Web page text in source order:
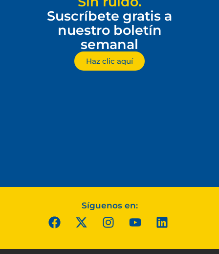
Suscríbete gratis a
nuestro boletín
semanal
Haz clic aquí
Síguenos en: